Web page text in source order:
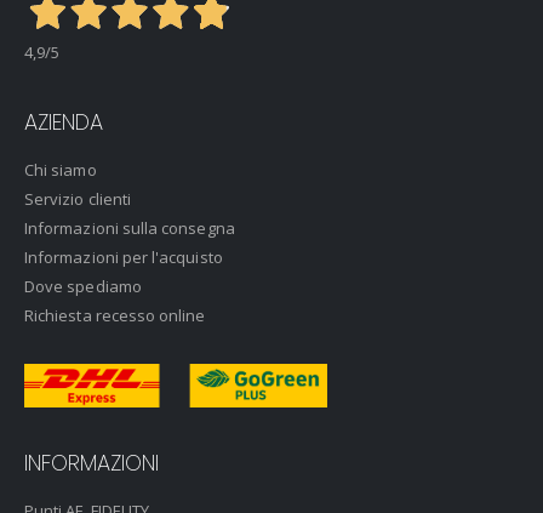
4,9/5
AZIENDA
Chi siamo
Servizio clienti
Informazioni sulla consegna
Informazioni per l'acquisto
Dove spediamo
Richiesta recesso online
INFORMAZIONI